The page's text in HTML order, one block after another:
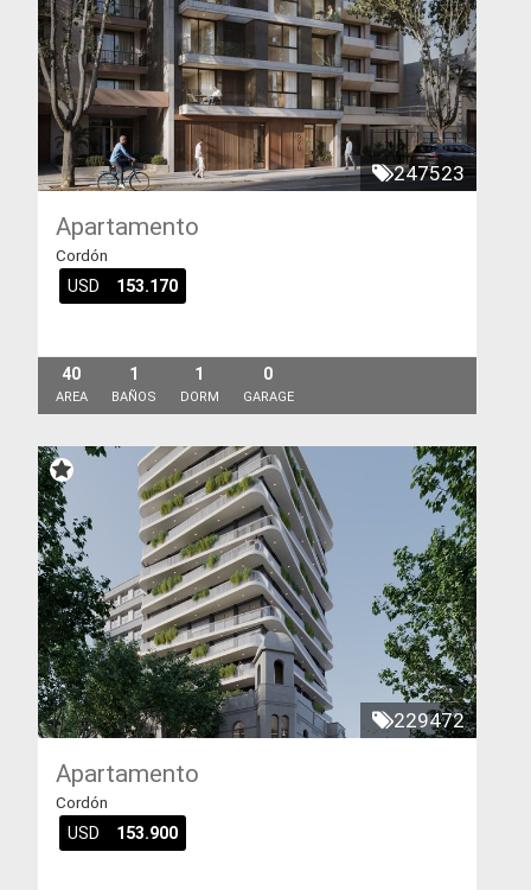
247523
Apartamento
Cordón
USD 153.170
40
AREA
1
BAÑOS
1
DORM
0
GARAGE
229472
Apartamento
Cordón
USD 153.900